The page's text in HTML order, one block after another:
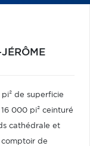
de superficie
000 pi² ceinturé
cathédrale et
de